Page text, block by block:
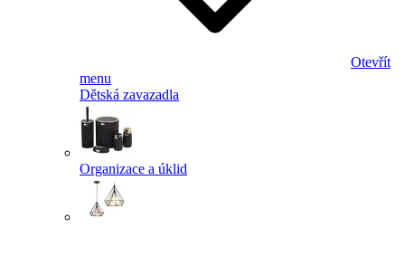
Otevřít
menu
Dětská zavazadla
Organizace a úklid